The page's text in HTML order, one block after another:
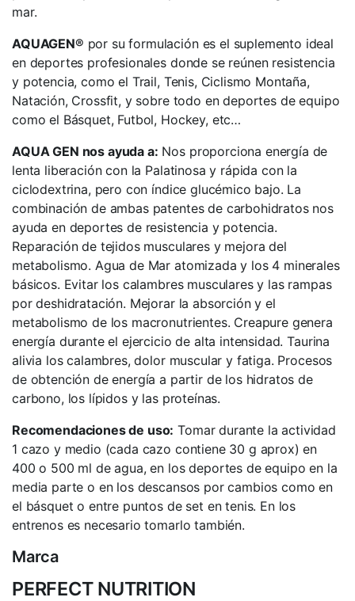
mar.
AQUAGEN® por su formulación es el suplemento ideal
en deportes profesionales donde se reúnen resistencia
y potencia, como el Trail, Tenis, Ciclismo Montaña,
Natación, Crossfit, y sobre todo en deportes de equipo
como el Básquet, Futbol, Hockey, etc…
AQUA GEN nos ayuda a: Nos proporciona energía de
lenta liberación con la Palatinosa y rápida con la
ciclodextrina, pero con índice glucémico bajo. La
combinación de ambas patentes de carbohidratos nos
ayuda en deportes de resistencia y potencia.
Reparación de tejidos musculares y mejora del
metabolismo. Agua de Mar atomizada y los 4 minerales
básicos. Evitar los calambres musculares y las rampas
por deshidratación. Mejorar la absorción y el
metabolismo de los macronutrientes. Creapure genera
energía durante el ejercicio de alta intensidad. Taurina
alivia los calambres, dolor muscular y fatiga. Procesos
de obtención de energía a partir de los hidratos de
carbono, los lípidos y las proteínas.
Recomendaciones de uso: Tomar durante la actividad
1 cazo y medio (cada cazo contiene 30 g aprox) en
400 o 500 ml de agua, en los deportes de equipo en la
media parte o en los descansos por cambios como en
el básquet o entre puntos de set en tenis. En los
entrenos es necesario tomarlo también.
Marca
PERFECT NUTRITION